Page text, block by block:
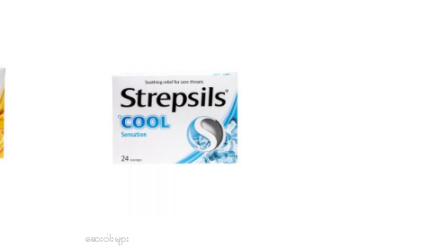
ဆေးဝါးများ